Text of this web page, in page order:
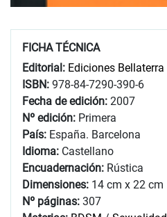
FICHA TÉCNICA
Editorial: Ediciones Bellaterra
ISBN: 978-84-7290-390-6
Fecha de edición: 2007
Nº edición: Primera
País: España. Barcelona
Idioma: Castellano
Encuadernación: Rústica
Dimensiones: 14 cm x 22 cm
Nº páginas: 307